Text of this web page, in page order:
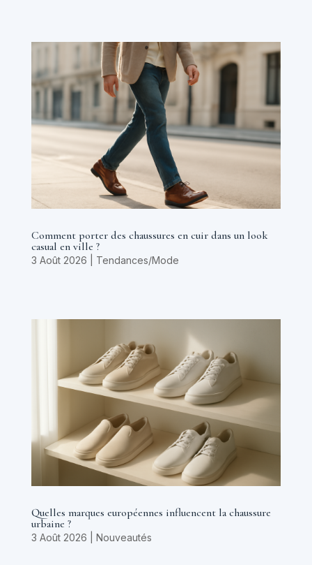
Comment porter des chaussures en cuir dans un look
casual en ville ?
3 Août 2026 Tendances/Mode
Quelles marques européennes influencent la chaussure
urbaine ?
3 Août 2026 Nouveautés